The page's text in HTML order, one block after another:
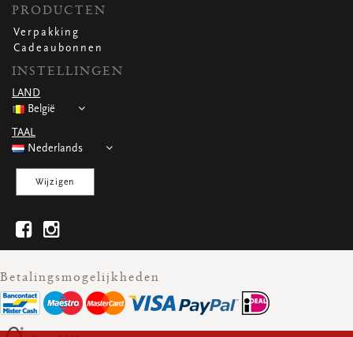
PRODUCTEN
Verpakking
Cadeaubonnen
INSTELLINGEN
LAND
België
TAAL
Nederlands
Wijzigen
Betalingsmogelijkheden